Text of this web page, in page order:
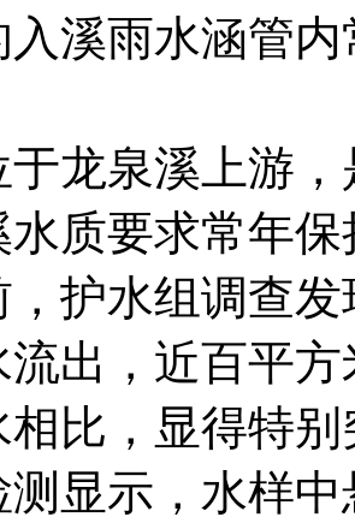
入溪雨水涵管
龙泉溪上游
质要求常年
护水组调查
流出，近百平
比，显得特
显示，水样